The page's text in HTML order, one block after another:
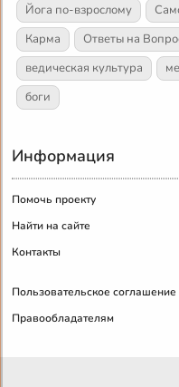
Йога по-взрослому
Карма
Ответы на
ведическая культура
боги
Информация
Помочь проекту
Найти на сайте
Контакты
Пользовательское соглашение
Правообладателям